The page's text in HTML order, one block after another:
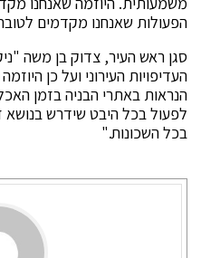
הפעולות שאנחנו מקדמים
סגן ראש העיר, צדוק בן משה
העדיפויות העירוני ועל כן
הנראות באתרי הבניה בזמן
לפעול בכל היבט שידרש בנושא
בכל השכונות."